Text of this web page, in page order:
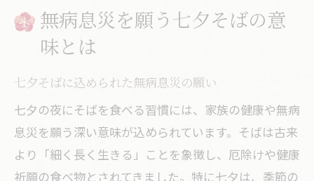
無病息災を願う七夕そばの意
味とは
七夕そばに込められた無病息災の願い
七夕の夜にそばを食べる習慣には、家族の健康や無病
息災を願う深い意味が込められています。そばは古来
より「細く長く生きる」ことを象徴し、厄除けや健康
祈願の食べ物とされてきました。特に七夕は、季節の